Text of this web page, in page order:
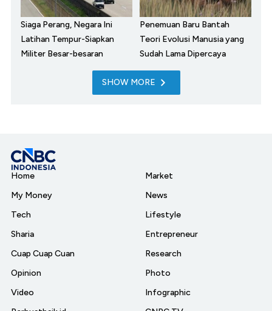
Siaga Perang, Negara Ini
Latihan Tempur-Siapkan
Militer Besar-besaran
Penemuan Baru Bantah
Teori Evolusi Manusia yang
Sudah Lama Dipercaya
SHOW MORE
Home
My Money
Tech
Sharia
Cuap Cuap Cuan
Opinion
Video
Market
News
Lifestyle
Entrepreneur
Research
Photo
Infographic